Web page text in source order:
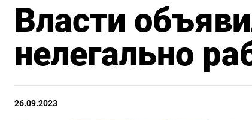
Власти
нелегально
26.09.2023